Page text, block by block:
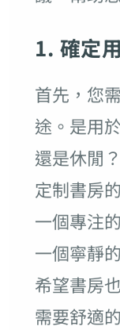
1. 確定
首先，您
途。是用
還是休閒
定制書房
一個專注
一個寧靜
希望書房
需要舒適